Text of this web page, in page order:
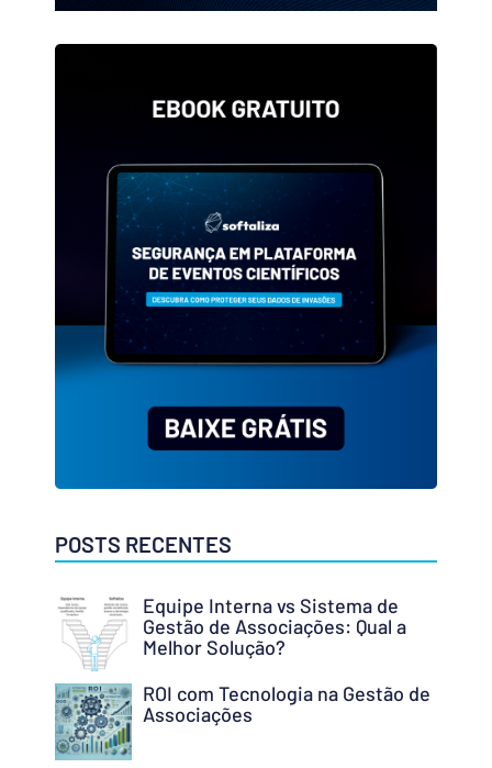
POSTS RECENTES
Equipe Interna vs Sistema de
Gestão de Associações: Qual a
Melhor Solução?
ROI com Tecnologia na Gestão de
Associações